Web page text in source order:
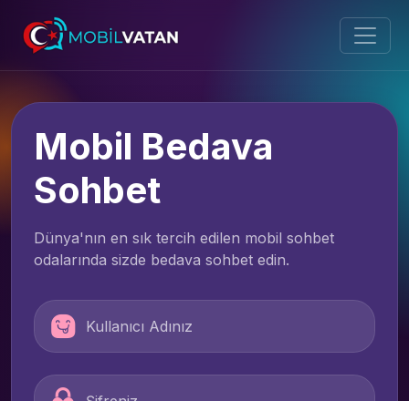
Mobil Bedava
Sohbet
Dünya'nın en sık tercih edilen mobil sohbet
odalarında sizde bedava sohbet edin.